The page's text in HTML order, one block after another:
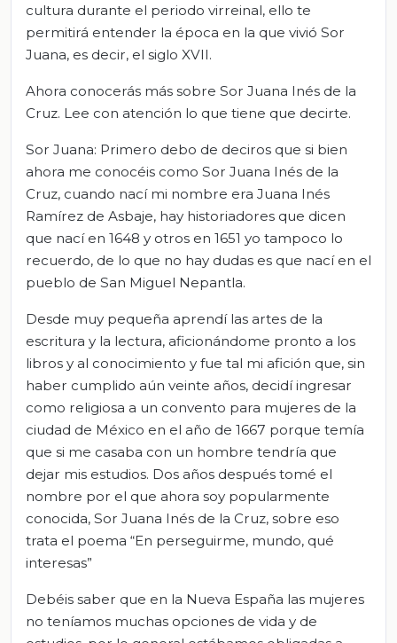
cultura durante el periodo virreinal, ello te
permitirá entender la época en la que vivió Sor
Juana, es decir, el siglo XVII.
Ahora conocerás más sobre Sor Juana Inés de la
Cruz. Lee con atención lo que tiene que decirte.
Sor Juana: Primero debo de deciros que si bien
ahora me conocéis como Sor Juana Inés de la
Cruz, cuando nací mi nombre era Juana Inés
Ramírez de Asbaje, hay historiadores que dicen
que nací en 1648 y otros en 1651 yo tampoco lo
recuerdo, de lo que no hay dudas es que nací en el
pueblo de San Miguel Nepantla.
Desde muy pequeña aprendí las artes de la
escritura y la lectura, aficionándome pronto a los
libros y al conocimiento y fue tal mi afición que, sin
haber cumplido aún veinte años, decidí ingresar
como religiosa a un convento para mujeres de la
ciudad de México en el año de 1667 porque temía
que si me casaba con un hombre tendría que
dejar mis estudios. Dos años después tomé el
nombre por el que ahora soy popularmente
conocida, Sor Juana Inés de la Cruz, sobre eso
trata el poema “En perseguirme, mundo, qué
interesas”
Debéis saber que en la Nueva España las mujeres
no teníamos muchas opciones de vida y de